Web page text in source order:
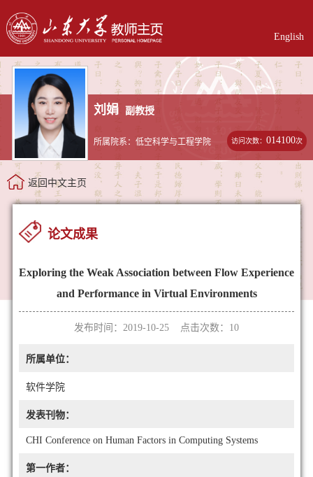
English
刘娟 副教授
所属院系：低空科学与工程学院 访问次数：014100次
返回中文主页
论文成果
Exploring the Weak Association between Flow Experience
and Performance in Virtual Environments
发布时间：2019-10-25 点击次数： 10
所属单位：
软件学院
发表刊物：
CHI Conference on Human Factors in Computing Systems
第一作者：